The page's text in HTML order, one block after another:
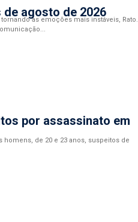
agosto de 2026
as emoções mais instáveis, Rato.
por assassinato em
homens, de 20 e 23 anos, suspeitos de